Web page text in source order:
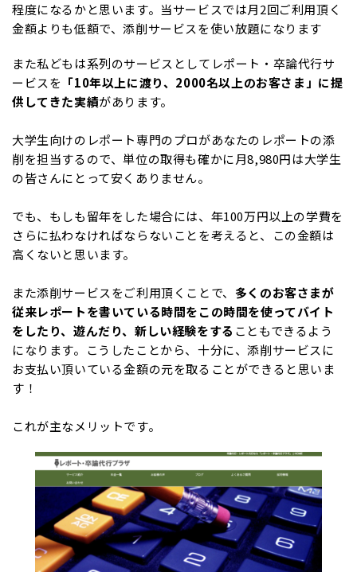
程度になるかと思います。当サービスでは月2回ご利用頂く
金額よりも低額で、添削サービスを使い放題になります
また私どもは系列のサービスとしてレポート・卒論代行サ
ービスを 「10年以上に渡り、2000名以上のお客さま」に提
供してきた実績があります。
大学生向けのレポート専門のプロがあなたのレポートの添
削を担当するので、単位の取得も確かに月8,980円は大学生
の皆さんにとって安くありません。
でも、もしも留年をした場合には、年100万円以上の学費を
さらに払わなければならないことを考えると、この金額は
高くないと思います。
また添削サービスをご利用頂くことで、 多くのお客さまが
従来レポートを書いている時間をこの時間を使ってバイト
をしたり、遊んだり、新しい経験をする こともできるよう
になります。こうしたことから、十分に、添削サービスに
お支払い頂いている金額の元を取ることができると思いま
す！
これが主なメリットです。